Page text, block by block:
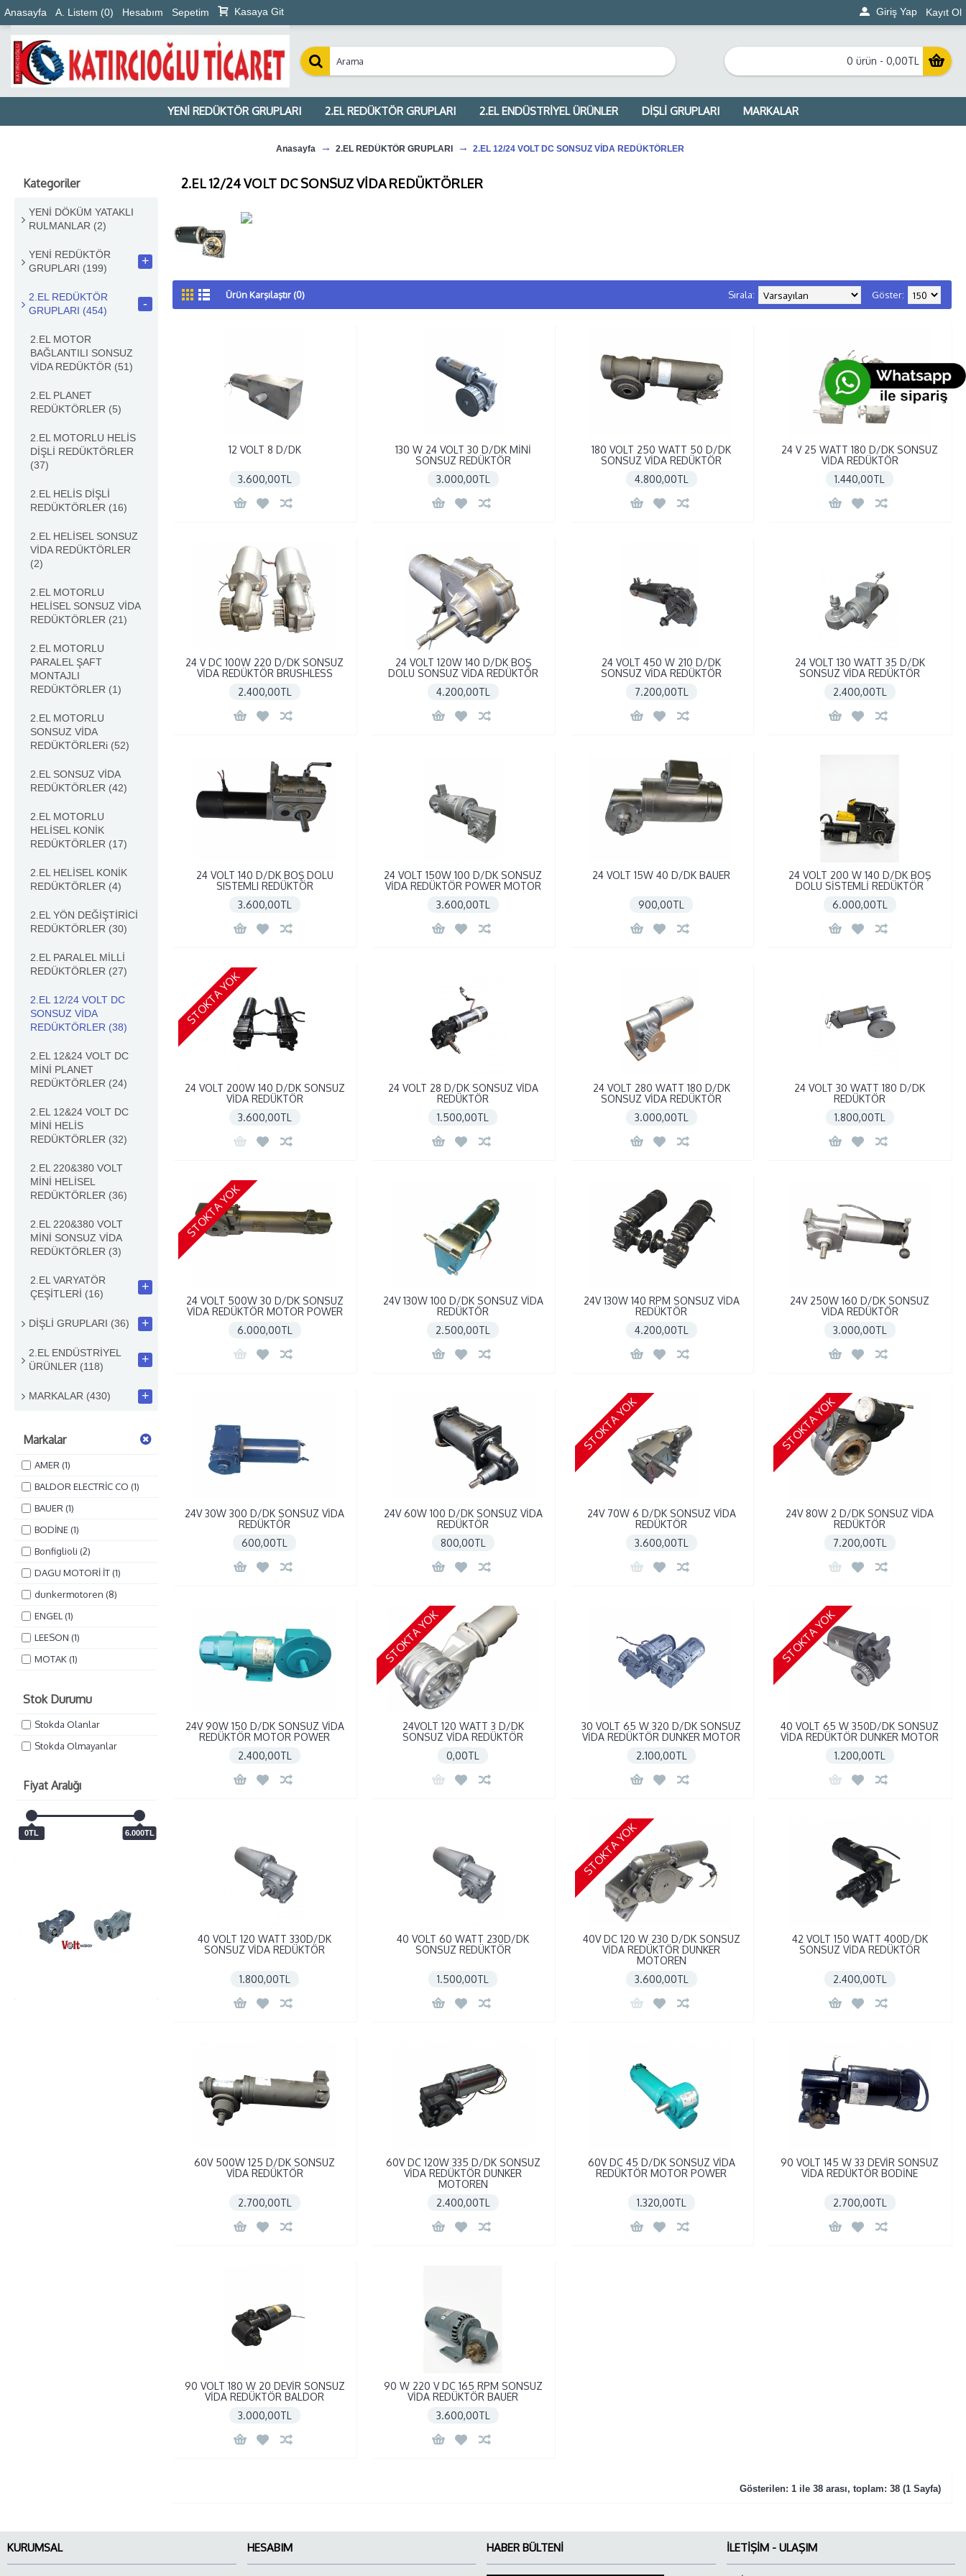
Anasayfa A. Listem (0) Hesabım Sepetim Kasaya Git Giriş Yap Kayıt Ol
0 ürün - 0,00TL
YENİ REDÜKTÖR GRUPLARI 2.EL REDÜKTÖR GRUPLARI 2.EL ENDÜSTRİYEL ÜRÜNLER DİŞLİ GRUPLARI MARKALAR
Anasayfa 2.EL REDÜKTÖR GRUPLARI 2.EL 12/24 VOLT DC SONSUZ VİDA REDÜKTÖRLER
Kategoriler
YENİ DÖKÜM YATAKLI
RULMANLAR (2)
YENİ REDÜKTÖR
GRUPLARI (199) +
2.EL REDÜKTÖR
GRUPLARI (454) -
2.EL MOTOR
BAĞLANTILI SONSUZ
VİDA REDÜKTÖR (51)
2.EL PLANET
REDÜKTÖRLER (5)
2.EL MOTORLU HELİS
DİŞLİ REDÜKTÖRLER
(37)
2.EL HELİS DİŞLİ
REDÜKTÖRLER (16)
2.EL HELİSEL SONSUZ
VİDA REDÜKTÖRLER
(2)
2.EL MOTORLU
HELİSEL SONSUZ VİDA
REDÜKTÖRLER (21)
2.EL MOTORLU
PARALEL ŞAFT
MONTAJLI
REDÜKTÖRLER (1)
2.EL MOTORLU
SONSUZ VİDA
REDÜKTÖRLERi (52)
2.EL SONSUZ VİDA
REDÜKTÖRLER (42)
2.EL MOTORLU
HELİSEL KONİK
REDÜKTÖRLER (17)
2.EL HELİSEL KONİK
REDÜKTÖRLER (4)
2.EL YÖN DEĞİŞTİRİCİ
REDÜKTÖRLER (30)
2.EL PARALEL MİLLİ
REDÜKTÖRLER (27)
2.EL 12/24 VOLT DC
SONSUZ VİDA
REDÜKTÖRLER (38)
2.EL 12&24 VOLT DC
MİNİ PLANET
REDÜKTÖRLER (24)
2.EL 12&24 VOLT DC
MİNİ HELİS
REDÜKTÖRLER (32)
2.EL 220&380 VOLT
MİNİ HELİSEL
REDÜKTÖRLER (36)
2.EL 220&380 VOLT
MİNİ SONSUZ VİDA
REDÜKTÖRLER (3)
2.EL VARYATÖR
ÇEŞİTLERİ (16) +
DİŞLİ GRUPLARI (36) +
2.EL ENDÜSTRİYEL
ÜRÜNLER (118) +
MARKALAR (430) +
Markalar
AMER (1)
BALDOR ELECTRİC CO (1)
BAUER (1)
BODİNE (1)
Bonfiglioli (2)
DAGU MOTORİ İT (1)
dunkermotoren (8)
ENGEL (1)
LEESON (1)
MOTAK (1)
Stok Durumu
Stokda Olanlar
Stokda Olmayanlar
Fiyat Aralığı
0TL 6.000TL
2.EL 12/24 VOLT DC SONSUZ VİDA REDÜKTÖRLER
Ürün Karşılaştır (0) Göster:
Sırala:
12 VOLT 8 D/DK
3.600,00TL
130 W 24 VOLT 30 D/DK MİNİ
SONSUZ REDÜKTÖR
3.000,00TL
180 VOLT 250 WATT 50 D/DK
SONSUZ VİDA REDÜKTÖR
4.800,00TL
24 V 25 WATT 180 D/DK SONSUZ
VİDA REDÜKTÖR
1.440,00TL
24 V DC 100W 220 D/DK SONSUZ
VİDA REDÜKTÖR BRUSHLESS
2.400,00TL
24 VOLT 120W 140 D/DK BOŞ
DOLU SONSUZ VİDA REDÜKTÖR
4.200,00TL
24 VOLT 450 W 210 D/DK
SONSUZ VİDA REDÜKTÖR
7.200,00TL
24 VOLT 130 WATT 35 D/DK
SONSUZ VİDA REDÜKTÖR
2.400,00TL
24 VOLT 140 D/DK BOŞ DOLU
SISTEMLI REDÜKTÖR
3.600,00TL
24 VOLT 150W 100 D/DK SONSUZ
VİDA REDÜKTÖR POWER MOTOR
3.600,00TL
24 VOLT 15W 40 D/DK BAUER
900,00TL
24 VOLT 200 W 140 D/DK BOŞ
DOLU SİSTEMLİ REDÜKTÖR
6.000,00TL
STOKTA YOK
24 VOLT 200W 140 D/DK SONSUZ
VİDA REDÜKTÖR
3.600,00TL
24 VOLT 28 D/DK SONSUZ VİDA
REDÜKTÖR
1.500,00TL
24 VOLT 280 WATT 180 D/DK
SONSUZ VİDA REDÜKTÖR
3.000,00TL
24 VOLT 30 WATT 180 D/DK
REDÜKTÖR
1.800,00TL
STOKTA YOK
24 VOLT 500W 30 D/DK SONSUZ
VİDA REDÜKTÖR MOTOR POWER
6.000,00TL
24V 130W 100 D/DK SONSUZ VİDA
REDÜKTÖR
2.500,00TL
24V 130W 140 RPM SONSUZ VİDA
REDÜKTÖR
4.200,00TL
24V 250W 160 D/DK SONSUZ
VİDA REDÜKTÖR
3.000,00TL
24V 30W 300 D/DK SONSUZ VİDA
REDÜKTÖR
600,00TL
24V 60W 100 D/DK SONSUZ VİDA
REDÜKTÖR
800,00TL
STOKTA YOK
24V 70W 6 D/DK SONSUZ VİDA
REDÜKTÖR
3.600,00TL
STOKTA YOK
24V 80W 2 D/DK SONSUZ VİDA
REDÜKTÖR
7.200,00TL
24V 90W 150 D/DK SONSUZ VİDA
REDÜKTÖR MOTOR POWER
2.400,00TL
STOKTA YOK
24VOLT 120 WATT 3 D/DK
SONSUZ VİDA REDÜKTÖR
0,00TL
30 VOLT 65 W 320 D/DK SONSUZ
VİDA REDÜKTÖR DUNKER MOTOR
2.100,00TL
STOKTA YOK
40 VOLT 65 W 350D/DK SONSUZ
VİDA REDÜKTÖR DUNKER MOTOR
1.200,00TL
40 VOLT 120 WATT 330D/DK
SONSUZ VİDA REDÜKTÖR
1.800,00TL
40 VOLT 60 WATT 230D/DK
SONSUZ REDÜKTÖR
1.500,00TL
STOKTA YOK
40V DC 120 W 230 D/DK SONSUZ
VİDA REDÜKTÖR DUNKER
MOTOREN
3.600,00TL
42 VOLT 150 WATT 400D/DK
SONSUZ VİDA REDÜKTÖR
2.400,00TL
60V 500W 125 D/DK SONSUZ
VİDA REDÜKTÖR
2.700,00TL
60V DC 120W 335 D/DK SONSUZ
VİDA REDÜKTÖR DUNKER
MOTOREN
2.400,00TL
60V DC 45 D/DK SONSUZ VİDA
REDÜKTÖR MOTOR POWER
1.320,00TL
90 VOLT 145 W 33 DEVİR SONSUZ
VİDA REDÜKTÖR BODİNE
2.700,00TL
90 VOLT 180 W 20 DEVİR SONSUZ
VİDA REDÜKTÖR BALDOR
3.000,00TL
90 W 220 V DC 165 RPM SONSUZ
VİDA REDÜKTÖR BAUER
3.600,00TL
Gösterilen: 1 ile 38 arası, toplam: 38 (1 Sayfa)
KURUMSAL HESABIM HABER BÜLTENI İLETIŞIM - ULAŞIM